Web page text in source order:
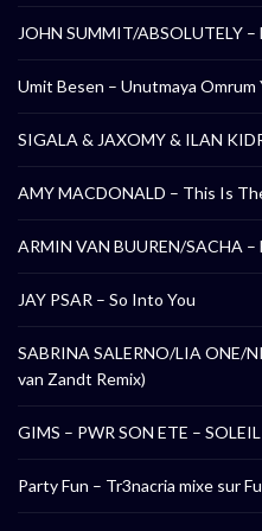
JOHN SUMMIT/ABSOLUTELY –
Umit Besen – Unutmaya Omrum
SIGALA & JAXOMY & ILAN
AMY MACDONALD – This Is
ARMIN VAN BUUREN/SACHA
JAY PSAR – So Into You
SABRINA SALERNO/LIA ONE/
van Zandt Remix)
GIMS – PWR SON ETE – SOLEIL
Party Fun – Tr3nacria mixe sur